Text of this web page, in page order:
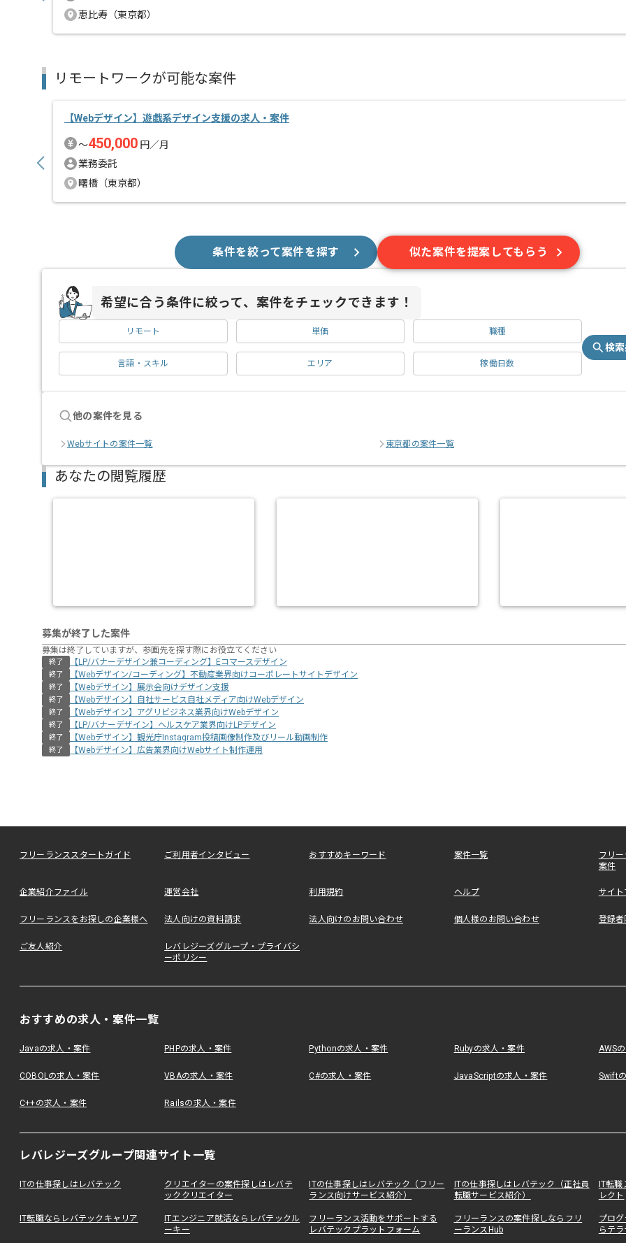
恵比寿（東京都）
リモートワークが可能な案件
【Webデザイン】遊戯系デザイン支援の求人・案件
〜450,000 円／月
業務委託
曙橋（東京都）
条件を絞って案件を探す 似た案件を提案してもらう
希望に合う条件に絞って、案件をチェックできます！
リモート 単価 職種
言語・スキル エリア 稼働日数
検
他の案件を見る
Webサイトの案件一覧 東京都の案件一覧
あなたの閲覧履歴
募集が終了した案件
募集は終了していますが、参画先を探す際にお役立てください
終了 【LP/バナーデザイン兼コーディング】Eコマースデザイン
終了 【Webデザイン/コーディング】不動産業界向けコーポレートサイトデザイン
終了 【Webデザイン】展示会向けデザイン支援
終了 【Webデザイン】自社サービス自社メディア向けWebデザイン
終了 【Webデザイン】アグリビジネス業界向けWebデザイン
終了 【LP/バナーデザイン】ヘルスケア業界向けLPデザイン
終了 【Webデザイン】観光庁Instagram投稿画像制作及びリール動画制作
終了 【Webデザイン】広告業界向けWebサイト制作運用
フリーランススタートガイド ご利用者インタビュー おすすめキーワード 案件一覧
フリ
案件
企業紹介ファイル 運営会社 利用規約 ヘルプ サイ
フリーランスをお探しの企業様へ 法人向けの資料請求 法人向けのお問い合わせ 個人様のお問い合わせ 登録者
ご友人紹介
レバレジーズグループ・プライバシ
ーポリシー
おすすめの求人・案件一覧
Javaの求人・案件 PHPの求人・案件 Pythonの求人・案件 Rubyの求人・案件 AWS
COBOLの求人・案件 VBAの求人・案件 C#の求人・案件 JavaScriptの求人・案件 Swift
C++の求人・案件 Railsの求人・案件
レバレジーズグループ関連サイト一覧
ITの仕事探しはレバテック
クリエイターの案件探しはレバテ
ッククリエイター
ITの仕事探しはレバテック（フリー
ランス向けサービス紹介）
ITの仕事探しはレバテック（正社員
転職サービス紹介）
IT転
レクト
IT転職ならレバテックキャリア
ITエンジニア就活ならレバテックル
ーキー
フリーランス活動をサポートする
レバテックプラットフォーム
フリーランスの案件探しならフリ
ーランスHub
プロ
らテ